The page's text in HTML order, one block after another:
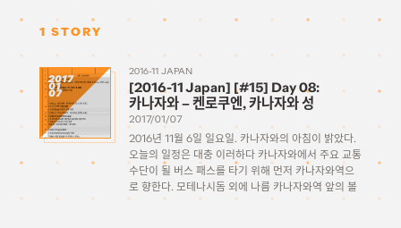
1 STORY
2017
01
07
2016-11 JAPAN
[2016-11 Japan] [#15] Day 08:
카나자와 – 켄로쿠엔, 카나자와 성
2017/01/07
2016년 11월 6일 일요일. 카나자와의 아침이 밝았다.
오늘의 일정은 대충 이러하다 카나자와에서 주요 교통
수단이 될 버스 패스를 타기 위해 먼저 카나자와역으
로 향한다. 모테나시돔 외에 나름 카나자와역 앞의 볼
거리중 하나인 물시계. 뭔가 밤에 조명을 받으면 더 잘